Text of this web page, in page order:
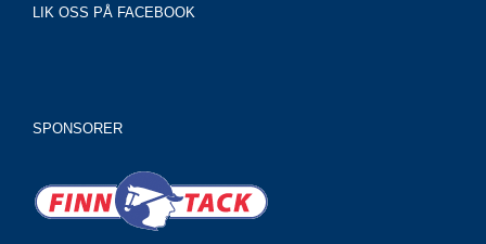
LIK OSS PÅ FACEBOOK
SPONSORER